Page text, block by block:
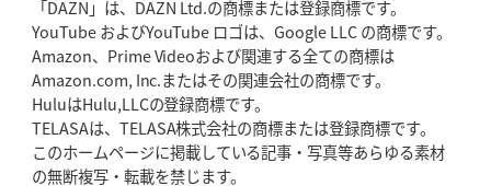
「DAZN」は、DAZN Ltd.の商標または登録商標です。
YouTube およびYouTube ロゴは、Google LLC の商標です。
Amazon、Prime Videoおよび関連する全ての商標は
Amazon.com, Inc.またはその関連会社の商標です。
HuluはHulu,LLCの登録商標です。
TELASAは、TELASA株式会社の商標または登録商標です。
このホームページに掲載している記事・写真等あらゆる素材
の無断複写・転載を禁じます。